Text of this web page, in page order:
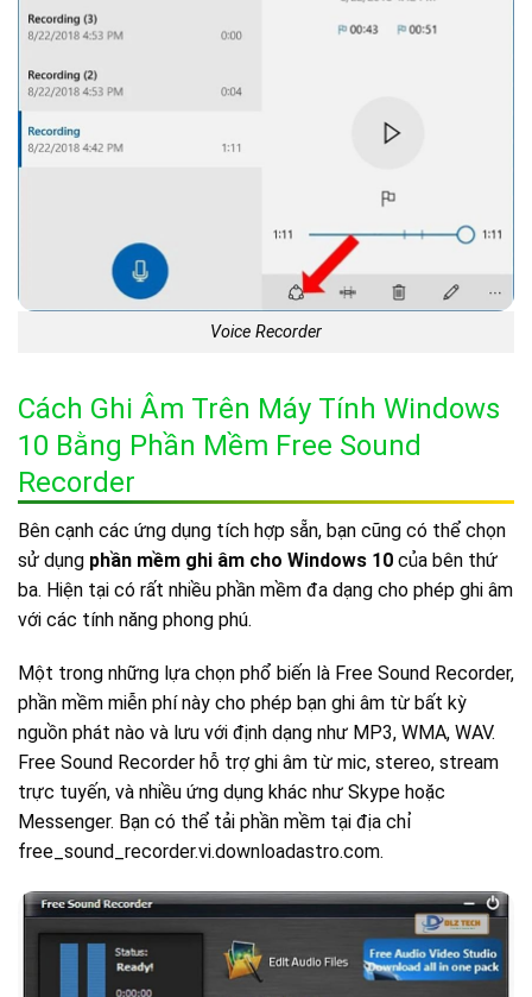
Voice Recorder
Cách Ghi Âm Trên Máy Tính Windows
10 Bằng Phần Mềm Free Sound
Recorder
Bên cạnh các ứng dụng tích hợp sẵn, bạn cũng có thể chọn
sử dụng phần mềm ghi âm cho Windows 10 của bên thứ
ba. Hiện tại có rất nhiều phần mềm đa dạng cho phép ghi âm
với các tính năng phong phú.
Một trong những lựa chọn phổ biến là Free Sound Recorder,
phần mềm miễn phí này cho phép bạn ghi âm từ bất kỳ
nguồn phát nào và lưu với định dạng như MP3, WMA, WAV.
Free Sound Recorder hỗ trợ ghi âm từ mic, stereo, stream
trực tuyến, và nhiều ứng dụng khác như Skype hoặc
Messenger. Bạn có thể tải phần mềm tại địa chỉ
free_sound_recorder.vi.downloadastro.com.